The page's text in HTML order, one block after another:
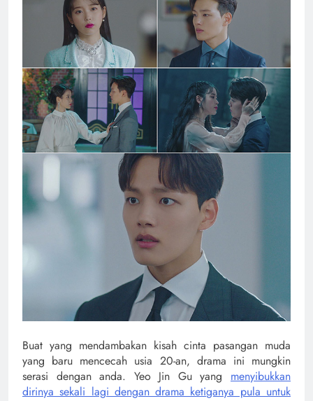
Buat yang mendambakan kisah cinta pasangan muda
yang baru mencecah usia 20-an, drama ini mungkin
serasi dengan anda. Yeo Jin Gu yang menyibukkan
dirinya sekali lagi dengan drama ketiganya pula untuk